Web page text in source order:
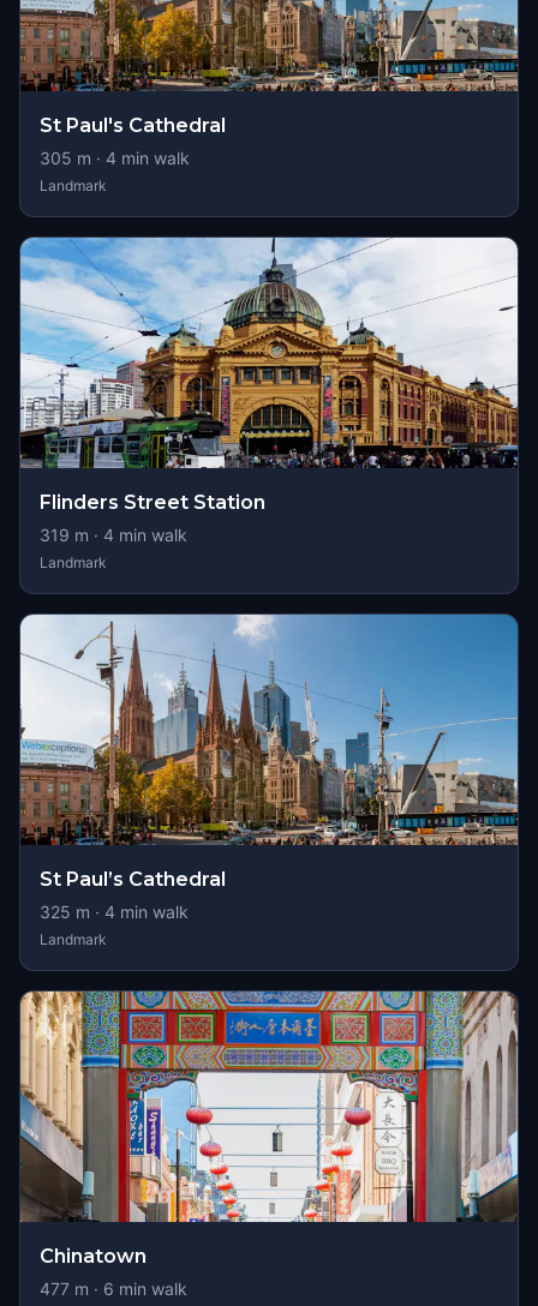
St Paul's Cathedral
305 m · 4 min walk
Landmark
Flinders Street Station
319 m · 4 min walk
Landmark
St Paul’s Cathedral
325 m · 4 min walk
Landmark
Chinatown
477 m · 6 min walk